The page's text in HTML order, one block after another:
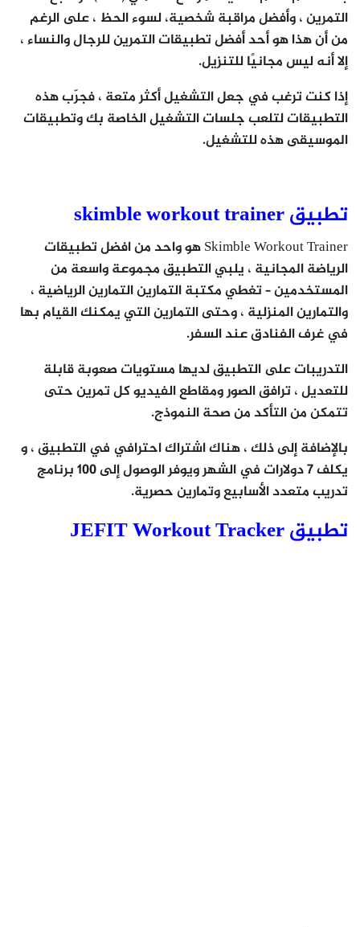
التمرين ، وأفضل مراقبة شخصية، لسوء الحظ ، على الرغم
من أن هذا هو أحد أفضل تطبيقات التمرين للرجال والنساء ،
إلا أنه ليس مجانيًا للتنزيل.
إذا كنت ترغب في جعل التشغيل أكثر متعة ، فجرّب هذه
التطبيقات لتلعب جلسات التشغيل الخاصة بك وتطبيقات
الموسيقى هذه للتشغيل.
تطبيق skimble workout trainer
Skimble Workout Trainer هو واحد من افضل تطبيقات
الرياضة المجانية ، يلبي التطبيق مجموعة واسعة من
المستخدمين – تغطي مكتبة التمارين التمارين الرياضية ،
والتمارين المنزلية ، وحتى التمارين التي يمكنك القيام بها
في غرف الفنادق عند السفر.
التدريبات على التطبيق لديها مستويات صعوبة قابلة
للتعديل ، ترافق الصور ومقاطع الفيديو كل تمرين حتى
تتمكن من التأكد من صحة النموذج.
بالإضافة إلى ذلك ، هناك اشتراك احترافي في التطبيق ، و
يكلف 7 دولارات في الشهر ويوفر الوصول إلى 100 برنامج
تدريب متعدد الأسابيع وتمارين حصرية.
تطبيق JEFIT Workout Tracker